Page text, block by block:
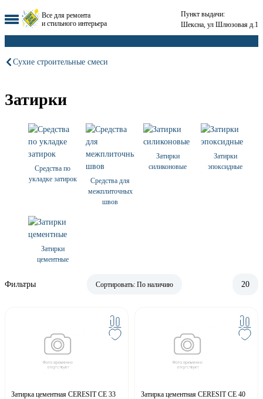
Все для ремонта
и стильного интерьера
Пункт выдачи:
Шексна, ул Шлюзовая д.1
Сухие строительные смеси
Затирки
Средства по
укладке затирок
Средства для
межплиточных
швов
Затирки
силиконовые
Затирки
эпоксидные
Затирки
цементные
Фильтры Сортировать: По наличию 20
Затирка цементная CERESIT CE 33
Затирка цементная CERESIT CE 40